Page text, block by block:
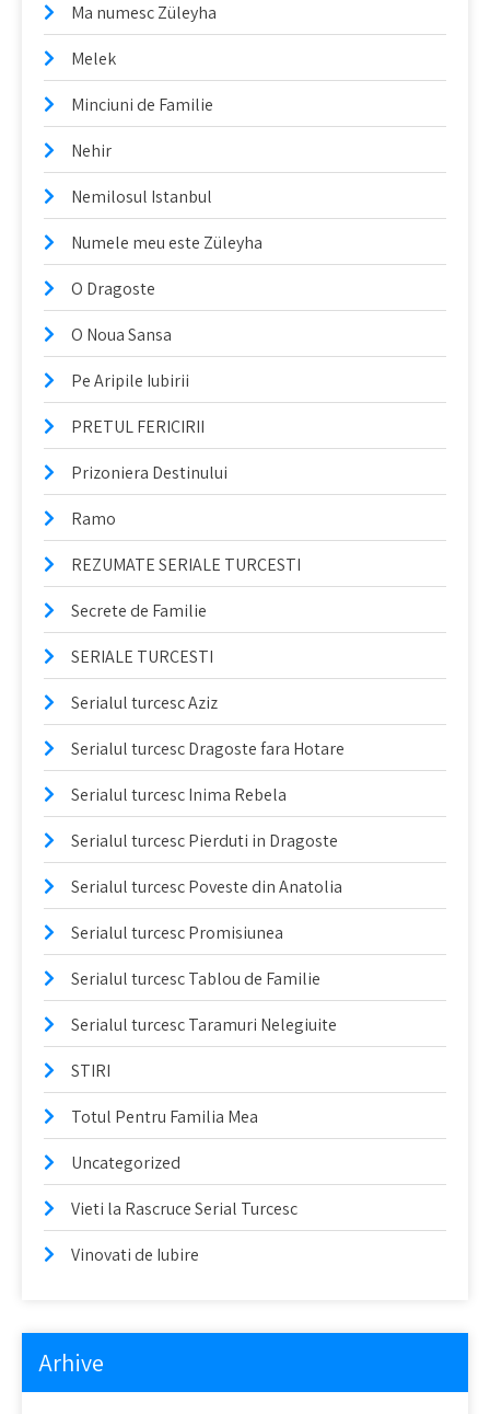
Ma numesc Züleyha
Melek
Minciuni de Familie
Nehir
Nemilosul Istanbul
Numele meu este Züleyha
O Dragoste
O Noua Sansa
Pe Aripile Iubirii
PRETUL FERICIRII
Prizoniera Destinului
Ramo
REZUMATE SERIALE TURCESTI
Secrete de Familie
SERIALE TURCESTI
Serialul turcesc Aziz
Serialul turcesc Dragoste fara Hotare
Serialul turcesc Inima Rebela
Serialul turcesc Pierduti in Dragoste
Serialul turcesc Poveste din Anatolia
Serialul turcesc Promisiunea
Serialul turcesc Tablou de Familie
Serialul turcesc Taramuri Nelegiuite
STIRI
Totul Pentru Familia Mea
Uncategorized
Vieti la Rascruce Serial Turcesc
Vinovati de Iubire
Arhive